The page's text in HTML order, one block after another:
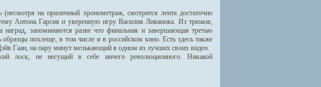
(несмотря на приличный хронометраж, смотрится лента достаточно
Антона Гарсия и уверенную игру Василия Ливанова. Из трюков,
запоминаются разве что финальная и завершающая третью
похлеще, в том числе и в российском кино. Есть здесь также
Гаан, на пару минут мелькающий в одном из лучших своих видео.
лоск, не несущий в себе ничего революционного. Никакой